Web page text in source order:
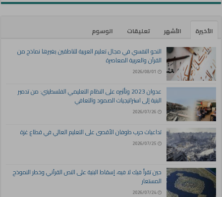
الأخيرة الأشهر تعليقات
الوسوم
النحو النفسي في مجال تعليم العربية للناطقين بغيرها نماذج من
القرآن والعربية المعاصرة
2026/08/01
عدوان 2023 وتأثيره على النظام التعليمي الفلسطيني: من تدمير
البنية إلى استراتيجيات الصمود والتعافي
2026/07/26
تداعيات حرب طوفان الأقصى على التعليم العالي في قطاع غزة
2026/07/25
حين تقرأ فيك لا فيه، إسقاط البنية على النص القرآني وخطر النموذج
المستعار
2026/07/24